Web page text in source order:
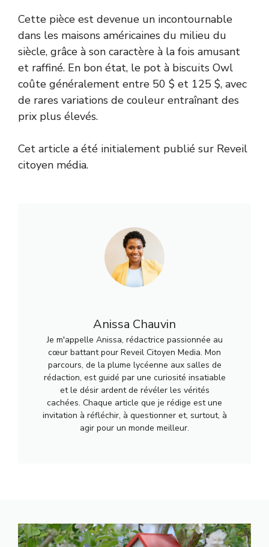
Cette pièce est devenue un incontournable
dans les maisons américaines du milieu du
siècle, grâce à son caractère à la fois amusant
et raffiné. En bon état, le pot à biscuits Owl
coûte généralement entre 50 $ et 125 $, avec
de rares variations de couleur entraînant des
prix plus élevés.
Cet article a été initialement publié sur Reveil
citoyen média.
Anissa Chauvin
Je m'appelle Anissa, rédactrice passionnée au
cœur battant pour Reveil Citoyen Media. Mon
parcours, de la plume lycéenne aux salles de
rédaction, est guidé par une curiosité insatiable
et le désir ardent de révéler les vérités
cachées. Chaque article que je rédige est une
invitation à réfléchir, à questionner et, surtout, à
agir pour un monde meilleur.